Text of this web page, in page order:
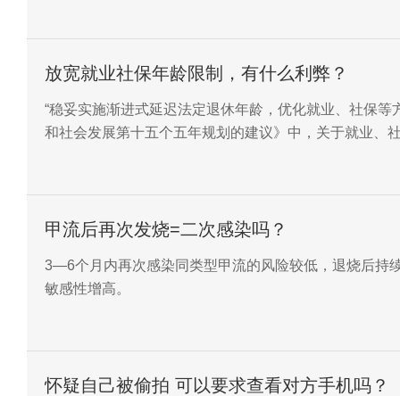
放宽就业社保年龄限制，有什么利弊？
“稳妥实施渐进式延迟法定退休年龄，优化就业、社保
和社会发展第十五个五年规划的建议》中，关于就业、
甲流后再次发烧=二次感染吗？
3—6个月内再次感染同类型甲流的风险较低，退烧后持
敏感性增高。
怀疑自己被偷拍 可以要求查看对方手机吗？